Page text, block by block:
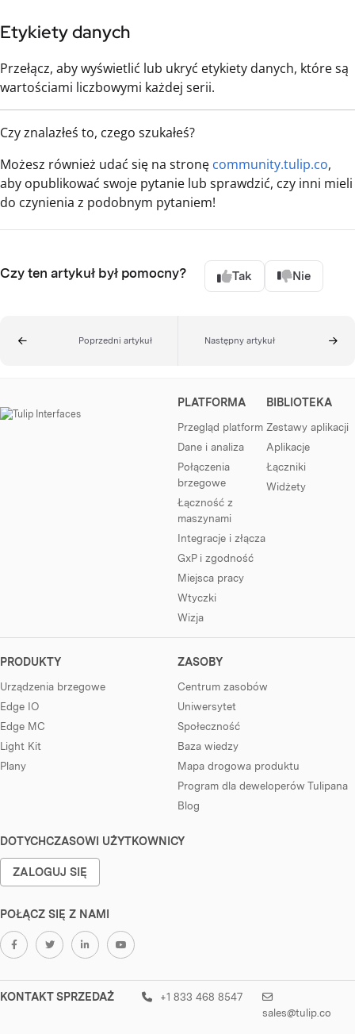
Etykiety danych
Przełącz, aby wyświetlić lub ukryć etykiety danych, które są
wartościami liczbowymi każdej serii.
Czy znalazłeś to, czego szukałeś?
Możesz również udać się na stronę community.tulip.co,
aby opublikować swoje pytanie lub sprawdzić, czy inni mieli
do czynienia z podobnym pytaniem!
Czy ten artykuł był pomocny? Tak Nie
Poprzedni artykuł Następny artykuł
PLATFORMA
Przegląd platform
Dane i analiza
Połączenia
brzegowe
Łączność z
maszynami
Integracje i złącza
GxP i zgodność
Miejsca pracy
Wtyczki
Wizja
BIBLIOTEKA
Zestawy aplikacji
Aplikacje
Łączniki
Widżety
PRODUKTY
Urządzenia brzegowe
Edge IO
Edge MC
Light Kit
Plany
ZASOBY
Centrum zasobów
Uniwersytet
Społeczność
Baza wiedzy
Mapa drogowa produktu
Program dla deweloperów Tulipana
Blog
DOTYCHCZASOWI UŻYTKOWNICY
ZALOGUJ SIĘ
POŁĄCZ SIĘ Z NAMI
KONTAKT SPRZEDAŻ
+1 833 468 8547
sales@tulip.co